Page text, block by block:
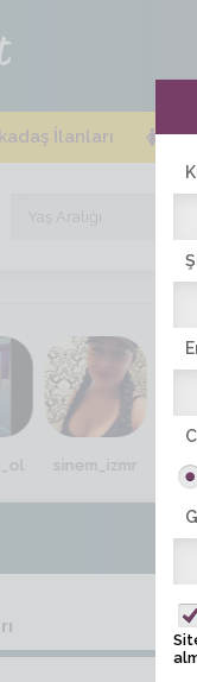
İlanları
sinem_izmr